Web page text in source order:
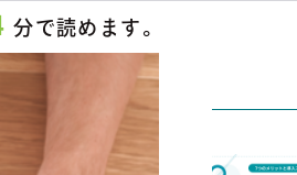
分で読めます。